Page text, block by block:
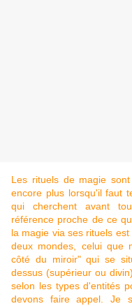
Les rituels de magie
encore plus lorsqu'il faut
qui cherchent avant
référence proche de ce
la magie via ses rituels
deux mondes, celui que
côté du miroir" qui se
dessus (supérieur ou
selon les types d'entités
devons faire appel. Je